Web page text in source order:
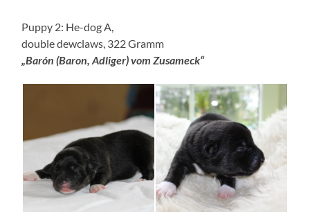
Puppy 2: He-dog A,
double dewclaws, 322 Gramm
„Barón (Baron, Adliger) vom Zusameck“